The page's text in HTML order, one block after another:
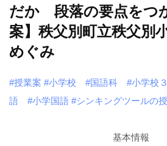
だか 段落の要点をつ
案】秩父別町立秩父
めぐみ
#授業案 #小学校 #国語科 #小学校
語
#小学国語 #シンキングツールの
基本情報